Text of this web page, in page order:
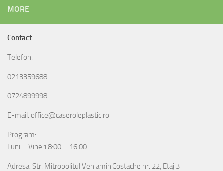
MORE
Contact
Telefon:
0213359688
0724899998
E-mail: office@caseroleplastic.ro
Program:
Luni – Vineri 8:00 – 16:00
Adresa: Str. Mitropolitul Veniamin Costache nr. 22, Etaj 3